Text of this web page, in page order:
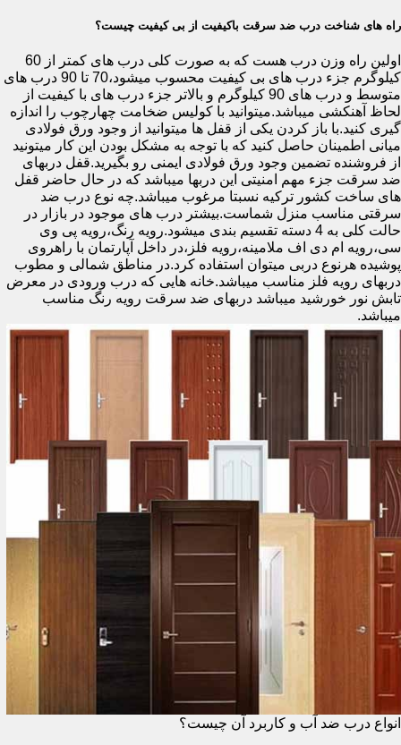
راه های شناخت درب ضد سرقت باکیفیت از بی کیفیت چیست؟
اولین راه وزن درب هست که به صورت کلی درب های کمتر از 60
کیلوگرم جزء درب های بی کیفیت محسوب میشود،70 تا 90 درب های
متوسط و درب های 90 کیلوگرم و بالاتر جزء درب های با کیفیت از
لحاظ آهنکشی میباشد.میتوانید با کولیس ضخامت چهارچوب را اندازه
گیری کنید.با باز کردن یکی از قفل ها میتوانید از وجود ورق فولادی
میانی اطمینان حاصل کنید که با توجه به مشکل بودن این کار میتونید
از فروشنده تضمین وجود ورق فولادی ایمنی رو بگیرید.قفل دربهای
ضد سرقت جزء مهم امنیتی این دربها میباشد که در حال حاضر قفل
های ساخت کشور ترکیه نسبتا مرغوب میباشد.چه نوع درب ضد
سرقتی مناسب منزل شماست.بیشتر درب های موجود در بازار در
حالت کلی به 4 دسته تقسیم بندی میشود.رویه رنگ،رویه پی وی
سی،رویه ام دی اف ملامینه،رویه فلز،در داخل آپارتمان با راهروی
پوشیده هرنوع دربی میتوان استفاده کرد.در مناطق شمالی و مطوب
دربهای رویه فلز مناسب میباشد.خانه هایی که درب ورودی در معرض
تابش نور خورشید میباشد دربهای ضد سرقت رویه رنگ مناسب
میباشد.
انواع درب ضد آب و کاربرد آن چیست؟